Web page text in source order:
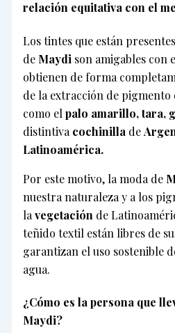
relación equitativa con el
Los tintes que están
de Maydi son amigables con
obtienen de forma
de la extracción de pigmento
como el palo amarillo, tara,
distintiva cochinilla de
Latinoamérica.
Por este motivo, la moda de
nuestra naturaleza y a los
la vegetación de
teñido textil están libres de
garantizan el uso sostenible
agua.
¿Cómo es la persona que
Maydi?